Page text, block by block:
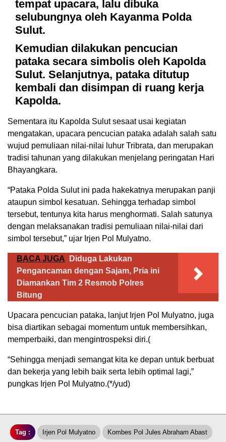
tempat upacara, lalu dibuka
selubungnya oleh Kayanma Polda
Sulut.
Kemudian dilakukan pencucian
pataka secara simbolis oleh Kapolda
Sulut. Selanjutnya, pataka ditutup
kembali dan disimpan di ruang kerja
Kapolda.
Sementara itu Kapolda Sulut sesaat usai kegiatan
mengatakan, upacara pencucian pataka adalah salah satu
wujud pemuliaan nilai-nilai luhur Tribrata, dan merupakan
tradisi tahunan yang dilakukan menjelang peringatan Hari
Bhayangkara.
“Pataka Polda Sulut ini pada hakekatnya merupakan panji
ataupun simbol kesatuan. Sehingga terhadap simbol
tersebut, tentunya kita harus menghormati. Salah satunya
dengan melaksanakan tradisi pemuliaan nilai-nilai dari
simbol tersebut,” ujar Irjen Pol Mulyatno.
BACA JUGA
Diduga Lakukan
Pengancaman dengan Sajam, Pria ini
Diamankan Tim 2 Resmob Polres
Bitung
Upacara pencucian pataka, lanjut Irjen Pol Mulyatno, juga
bisa diartikan sebagai momentum untuk membersihkan,
memperbaiki, dan mengintrospeksi diri.(
“Sehingga menjadi semangat kita ke depan untuk berbuat
dan bekerja yang lebih baik serta lebih optimal lagi,”
pungkas Irjen Pol Mulyatno.(*/yud)
Tag : Irjen Pol Mulyatno Kombes Pol Jules Abraham Abast